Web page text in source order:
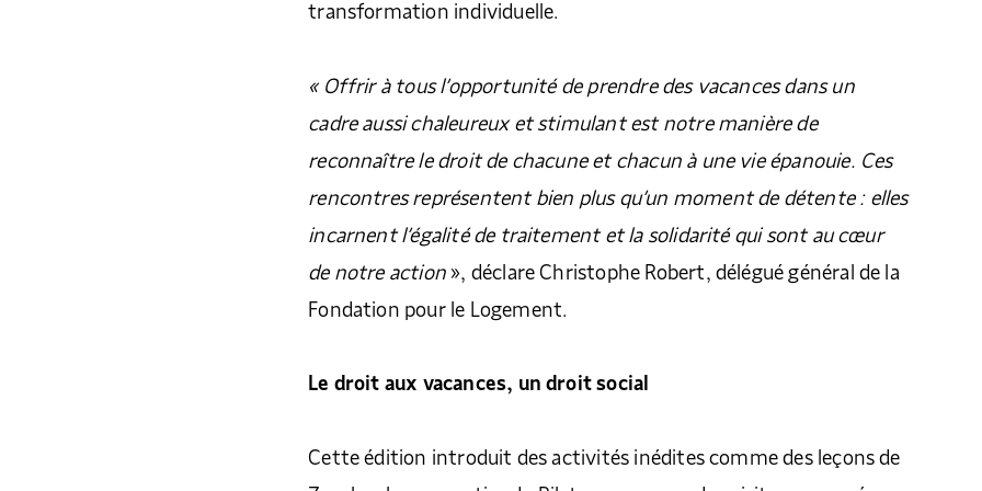
transformation individuelle.
« Offrir à tous l’opportunité de prendre des vacances dans un
cadre aussi chaleureux et stimulant est notre manière de
reconnaître le droit de chacune et chacun à une vie épanouie. Ces
rencontres représentent bien plus qu’un moment de détente : elles
incarnent l’égalité de traitement et la solidarité qui sont au cœur
de notre action », déclare Christophe Robert, délégué général de la
Fondation pour le Logement.
Le droit aux vacances, un droit social
Cette édition introduit des activités inédites comme des leçons de